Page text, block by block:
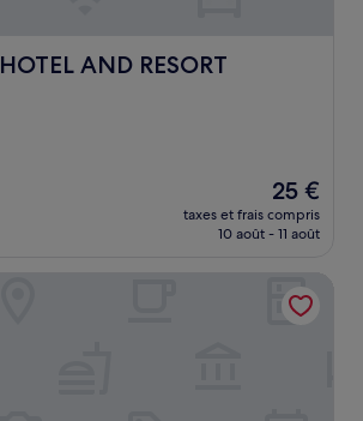
AND RESORT
AND RESORT
Le
nouveau
prix
de
25 €
25 €
taxes et frais compris
10 août - 11 août